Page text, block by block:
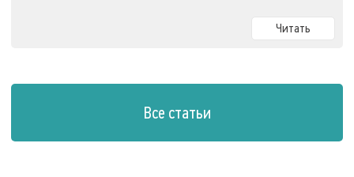
Читать
Все статьи